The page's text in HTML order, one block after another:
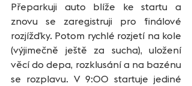
Přeparkuji auto blíže ke startu a
znovu se zaregistruji pro finálové
rozjížďky. Potom rychlé rozjetí na kole
(výjimečně ještě za sucha), uložení
věcí do depa, rozklusání a na bazénu
se rozplavu. V 9:00 startuje jediné